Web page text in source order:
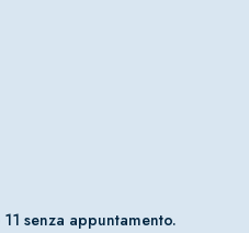
senza appuntamento.